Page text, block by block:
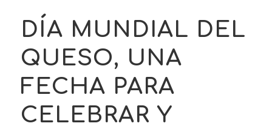
DÍA MUNDIAL DEL
QUESO, UNA
FECHA PARA
CELEBRAR Y